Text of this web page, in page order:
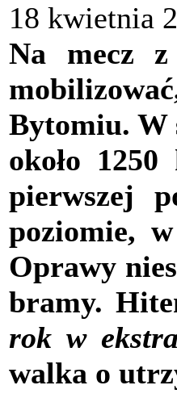
18 kwietnia
Na mecz
Bytomiu. W
około
pierwszej
poziomie,
Oprawy
bramy.
rok w
walka o